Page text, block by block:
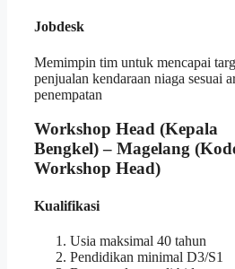
Jobdesk
Memimpin tim untuk mencapai
penjualan kendaraan niaga sesuai
penempatan
Workshop Head (Kepala
Bengkel) – Magelang
Workshop Head)
Kualifikasi
Usia maksimal 40 tahun
Pendidikan minimal D3/S1